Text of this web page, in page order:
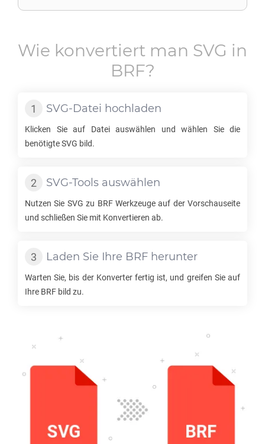
Wie konvertiert man SVG in
BRF?
SVG-Datei hochladen
Klicken Sie auf Datei auswählen und wählen Sie die
benötigteSVG bild.
SVG-Tools auswählen
Nutzen Sie SVG zu BRFWerkzeuge auf der Vorschauseite
und schließen Sie mit Konvertieren ab.
Laden Sie Ihre BRF herunter
Warten Sie, bis der Konverter fertig ist, und greifen Sie auf
Ihre BRF bild zu.